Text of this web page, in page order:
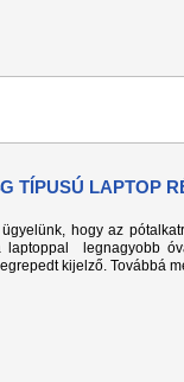
TÍPUSÚ LAPTOP
hogy az
legnagyobb
kijelző. Továbbá